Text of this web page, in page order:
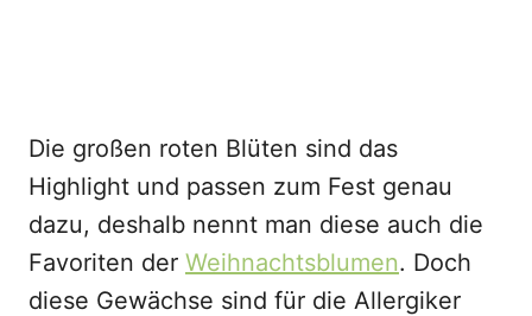
Die großen roten Blüten sind das
Highlight und passen zum Fest genau
dazu, deshalb nennt man diese auch die
Favoriten der Weihnachtsblumen. Doch
diese Gewächse sind für die Allergiker